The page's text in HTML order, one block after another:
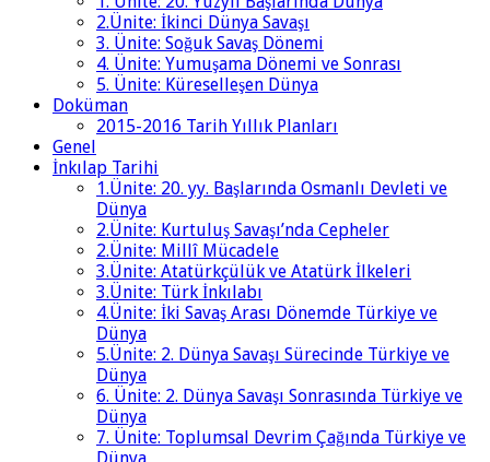
2.Ünite: İkinci Dünya Savaşı
3. Ünite: Soğuk Savaş Dönemi
4. Ünite: Yumuşama Dönemi ve Sonrası
5. Ünite: Küreselleşen Dünya
Doküman
2015-2016 Tarih Yıllık Planları
Genel
İnkılap Tarihi
1.Ünite: 20. yy. Başlarında Osmanlı Devleti ve
Dünya
2.Ünite: Kurtuluş Savaşı’nda Cepheler
2.Ünite: Millî Mücadele
3.Ünite: Atatürkçülük ve Atatürk İlkeleri
3.Ünite: Türk İnkılabı
4.Ünite: İki Savaş Arası Dönemde Türkiye ve
Dünya
5.Ünite: 2. Dünya Savaşı Sürecinde Türkiye ve
Dünya
6. Ünite: 2. Dünya Savaşı Sonrasında Türkiye ve
Dünya
7. Ünite: Toplumsal Devrim Çağında Türkiye ve